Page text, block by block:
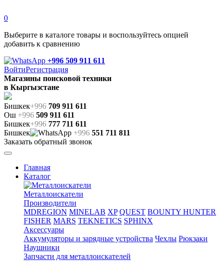
0
Выберите в каталоге товары и воспользуйтесь опцией
добавить к сравнению
+996 509 911 611
ВойтиРегистрация
Магазины поисковой техники
в Кыргызстане
Бишкек+996 709 911 611
Ош +996 509 911 611
Бишкек+996 777 711 611
Бишкек
+996 551 711 811
Заказать обратный звонок
Главная
Каталог
Металлоискатели
Производители
MDREGION MINELAB XP QUEST BOUNTY HUNTER
FISHER MARS TEKNETICS SPHINX
Аксессуары
Аккумуляторы и зарядные устройства Чехлы Рюкзаки
Наушники
Запчасти для металлоискателей